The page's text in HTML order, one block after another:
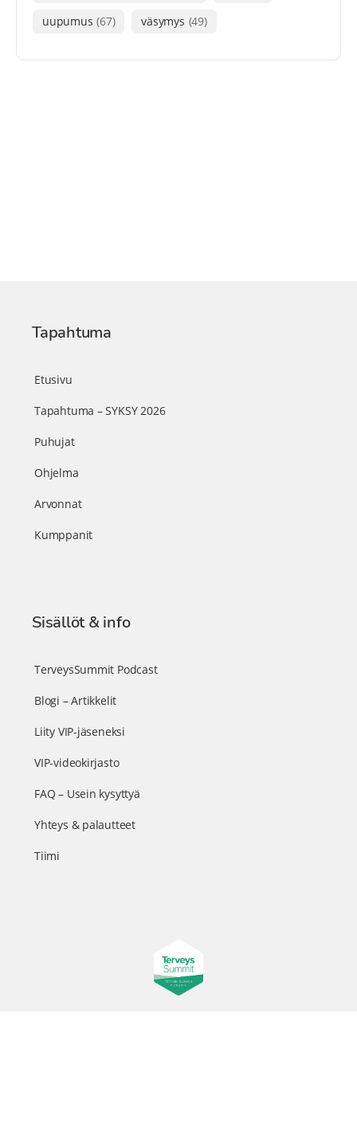
uupumus (67) väsymys (49)
Tapahtuma
Etusivu
Tapahtuma – SYKSY 2026
Puhujat
Ohjelma
Arvonnat
Kumppanit
Sisällöt & info
TerveysSummit Podcast
Blogi – Artikkelit
Liity VIP-jäseneksi
VIP-videokirjasto
FAQ – Usein kysyttyä
Yhteys & palautteet
Tiimi